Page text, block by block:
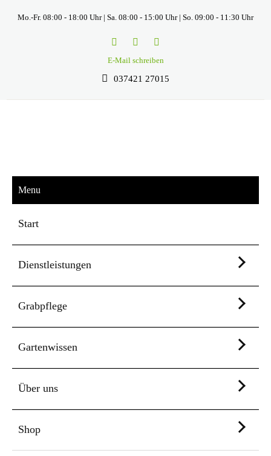
Mo.-Fr. 08:00 - 18:00 Uhr | Sa. 08:00 - 15:00 Uhr | So. 09:00 - 11:30 Uhr
E-Mail schreiben
037421 27015
Menu
Start
Dienstleistungen
Grabpflege
Gartenwissen
Über uns
Shop